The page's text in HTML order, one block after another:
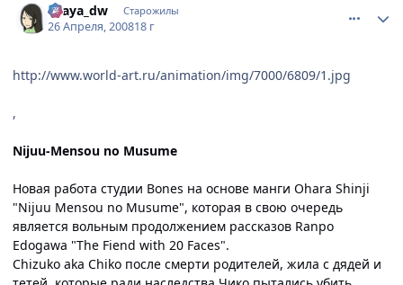
Ellaya_dw Старожилы
26 Апреля, 200818 г
http://www.world-art.ru/animation/img/7000/6809/1.jpg
,
Nijuu-Mensou no Musume
Новая работа студии Bones на основе манги Ohara Shinji
"Nijuu Mensou no Musume", которая в свою очередь
является вольным продолжением рассказов Ranpo
Edogawa "The Fiend with 20 Faces".
Chizuko aka Chiko после смерти родителей, жила с дядей и